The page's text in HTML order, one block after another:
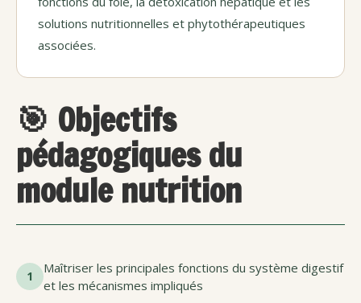
solutions nutritionnelles et phytothérapeutiques
associées.
🎯 Objectifs
pédagogiques du
module nutrition
1
Maîtriser les principales fonctions du système digestif
et les mécanismes impliqués